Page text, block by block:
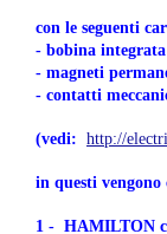
con le seguenti
- bobina
- magneti
- contatti
(vedi: http://
in questi vengono
1 - HAMILTON